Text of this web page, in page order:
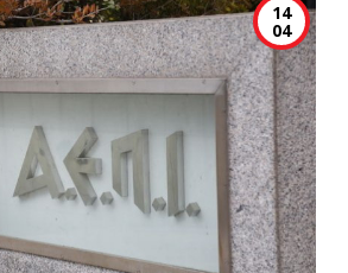
14
04